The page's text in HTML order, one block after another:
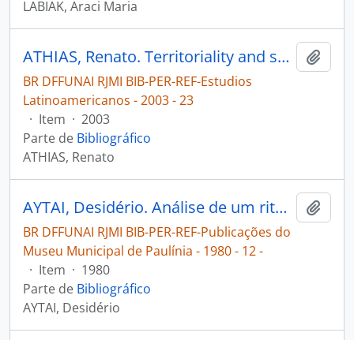
LABIAK, Araci Maria
ATHIAS, Renato. Territoriality and space among the Hupd´äh and Tukano of the River Uaupés Basin [Estudios Latinoamericanos]
BR DFFUNAI RJMI BIB-PER-REF-Estudios
Latinoamericanos - 2003 - 23
· Item · 2003
Parte de Bibliográfico
ATHIAS, Renato
AYTAI, Desidério. Análise de um rito Xavante [Publicações do Museu Municipal de Paulínia]
BR DFFUNAI RJMI BIB-PER-REF-Publicações do
Museu Municipal de Paulínia - 1980 - 12 -
· Item · 1980
Parte de Bibliográfico
AYTAI, Desidério